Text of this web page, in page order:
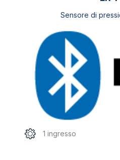
Sensore di
1 ingresso